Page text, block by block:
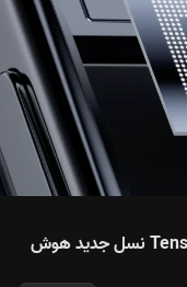
جهشی تازه در قلب پیکسل؛ گوگل با Tensor G5 نسل جدید هوش